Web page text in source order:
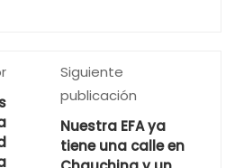
Siguiente
publicación
Nuestra EFA ya
tiene una calle en